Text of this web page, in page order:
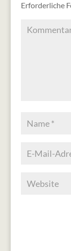
Erforderliche